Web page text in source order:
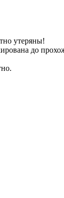
утеряны!
до